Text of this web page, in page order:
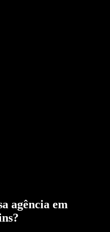
agência em
?